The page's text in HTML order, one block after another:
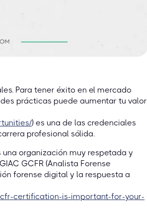
Para tener éxito en el mercado
prácticas puede aumentar tu valor
) es una de las credenciales
profesional sólida.
organización muy respetada y
GCFR (Analista Forense
forense digital y la respuesta a
certification-is-important-for-your-